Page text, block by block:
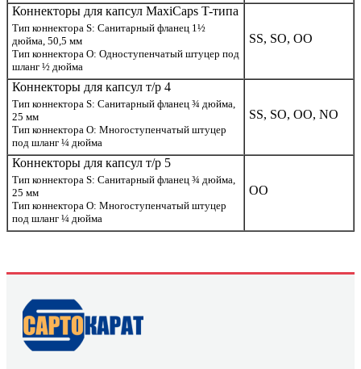
Коннекторы для капсул MaxiCaps T-типа
Тип коннектора S: Санитарный фланец 1½
дюйма, 50,5 мм
Тип коннектора О: Одноступенчатый штуцер под
шланг ½ дюйма
SS, SO, OO
Коннекторы для капсул т/р 4
Тип коннектора S: Санитарный фланец ¾ дюйма,
25 мм
Тип коннектора О: Многоступенчатый штуцер
под шланг ¼ дюйма
SS, SO, OO, NO
Коннекторы для капсул т/р 5
Тип коннектора S: Санитарный фланец ¾ дюйма,
25 мм
Тип коннектора О: Многоступенчатый штуцер
под шланг ¼ дюйма
OO